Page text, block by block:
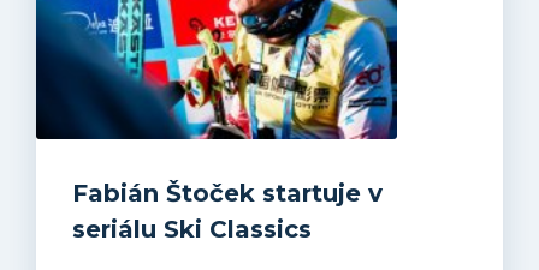
Fabián Štoček startuje v
seriálu Ski Classics